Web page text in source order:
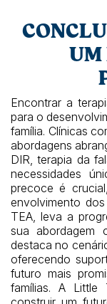
UM
Encontrar a
para o
família. Clínicas
abordagens
DIR, terapia da
necessidades
precoce é
envolvimento
TEA, leva a
sua abordagem
destaca no
oferecendo
futuro mais
famílias. A Little